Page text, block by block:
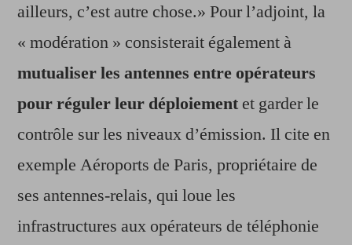
ailleurs, c’est autre chose.» Pour l’adjoint, la
« modération » consisterait également à
mutualiser les antennes entre opérateurs
pour réguler leur déploiement et garder le
contrôle sur les niveaux d’émission. Il cite en
exemple Aéroports de Paris, propriétaire de
ses antennes-relais, qui loue les
infrastructures aux opérateurs de téléphonie